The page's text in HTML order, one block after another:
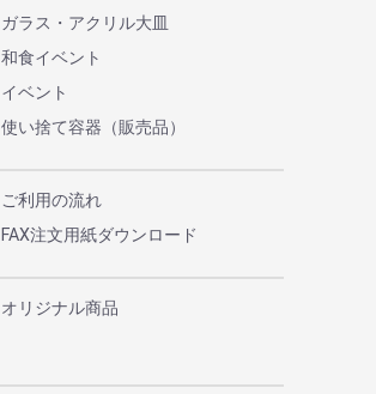
ガラス・アクリル大皿
和食イベント
イベント
使い捨て容器（販売品）
ご利用の流れ
FAX注文用紙ダウンロード
オリジナル商品